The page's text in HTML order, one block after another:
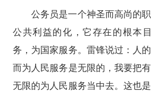
公务员是一个神圣而高尚的
公共利益的化，它存在的根本
务，为国家服务。雷锋说过：人
而为人民服务是无限的，我要把
无限的为人民服务当中去。这也